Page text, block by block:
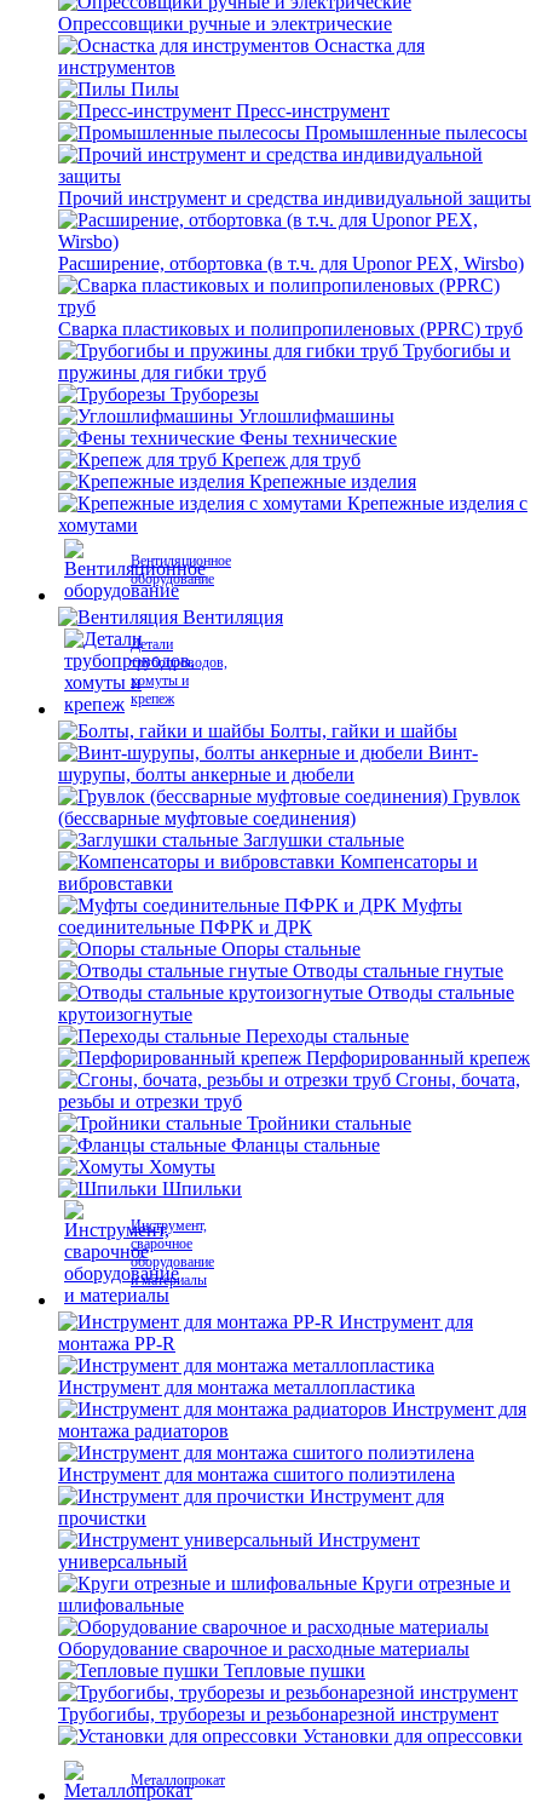
Опрессовщики ручные и электрические
Оснастка для
инструментов
Пилы
Пресс-инструмент
Промышленные пылесосы
Прочий инструмент и средства индивидуальной защиты
Расширение, отбортовка (в т.ч. для Uponor PEX, Wirsbo)
Сварка пластиковых и полипропиленовых (PPRC) труб
Трубогибы и
пружины для гибки труб
Труборезы
Углошлифмашины
Фены технические
Крепеж для труб
Крепежные изделия
Крепежные изделия с
хомутами
Вентиляционное
оборудование
Вентиляция
Детали
трубопроводов,
хомуты и
крепеж
Болты, гайки и шайбы
Винт-
шурупы, болты анкерные и дюбели
Грувлок
(бессварные муфтовые соединения)
Заглушки стальные
Компенсаторы и
вибровставки
Муфты
соединительные ПФРК и ДРК
Опоры стальные
Отводы стальные гнутые
Отводы стальные
крутоизогнутые
Переходы стальные
Перфорированный крепеж
Сгоны, бочата,
резьбы и отрезки труб
Тройники стальные
Фланцы стальные
Хомуты
Шпильки
Инструмент,
сварочное
оборудование
и материалы
Инструмент для
монтажа PP-R
Инструмент для монтажа металлопластика
Инструмент для
монтажа радиаторов
Инструмент для монтажа сшитого полиэтилена
Инструмент для
прочистки
Инструмент
универсальный
Круги отрезные и
шлифовальные
Оборудование сварочное и расходные материалы
Тепловые пушки
Трубогибы, труборезы и резьбонарезной инструмент
Установки для опрессовки
Металлопрокат